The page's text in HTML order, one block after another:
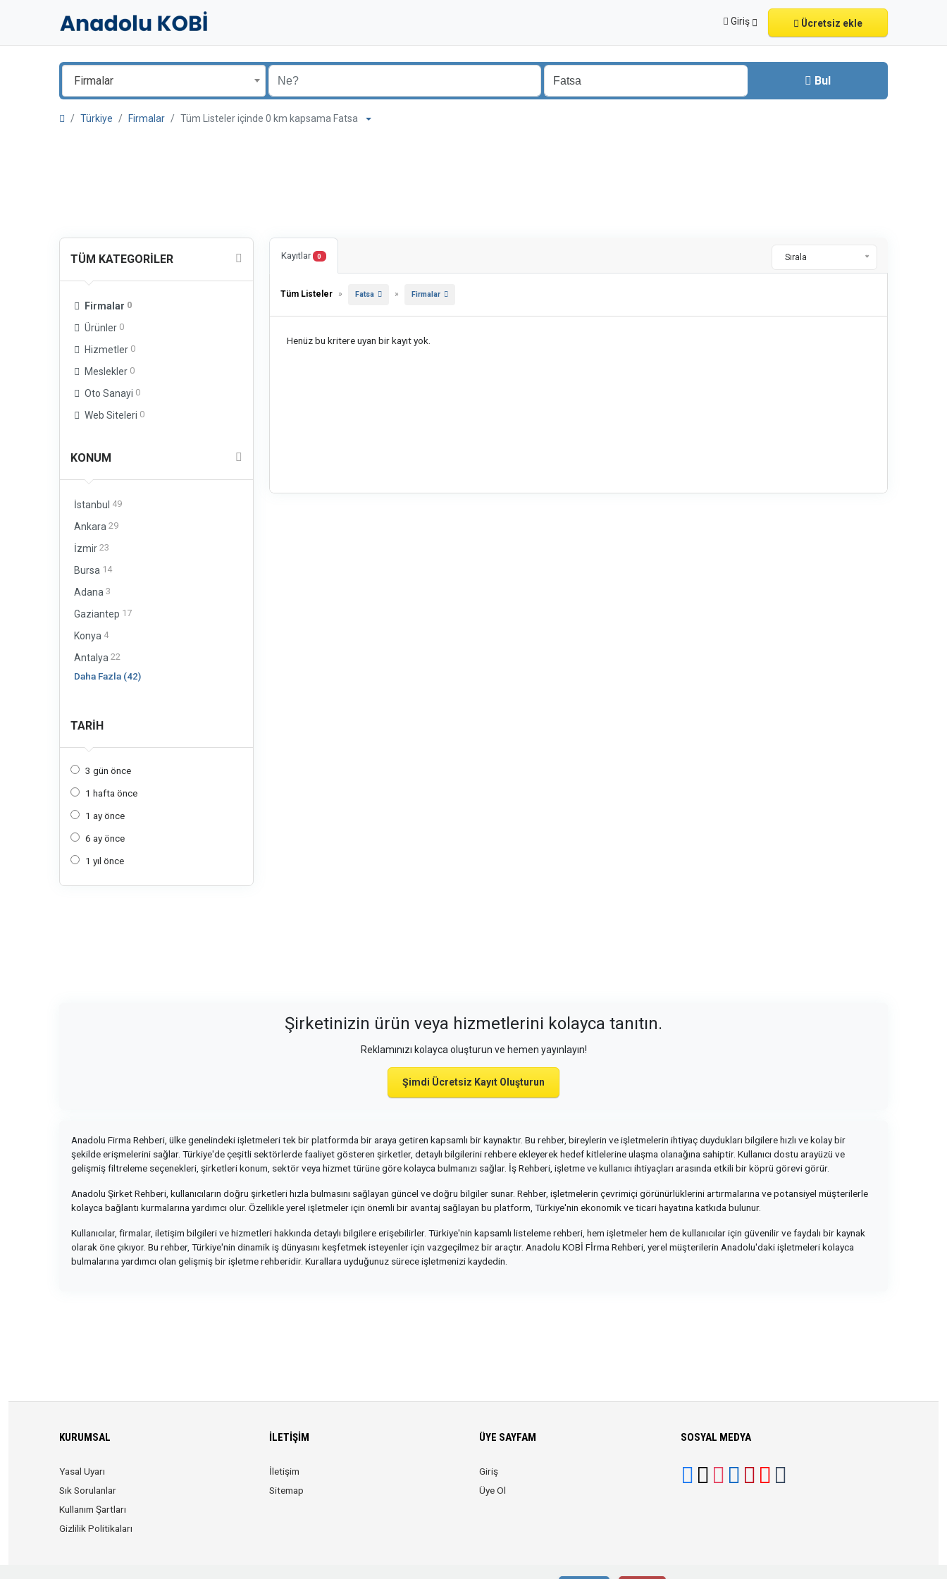
Giriş Ücretsiz ekle
Firmalar Bul
Türkiye Firmalar Tüm Listeler içinde 0 km kapsama Fatsa
TÜM KATEGORILER
Firmalar 0
Ürünler 0
Hizmetler 0
Meslekler 0
Oto Sanayi 0
Web Siteleri 0
KONUM
İstanbul 49
Ankara 29
İzmir 23
Bursa 14
Adana 3
Gaziantep 17
Konya 4
Antalya 22
Daha Fazla (42)
TARIH
3 gün önce
1 hafta önce
1 ay önce
6 ay önce
1 yıl önce
Kayıtlar 0 Sırala
Tüm Listeler » Fatsa » Firmalar
Henüz bu kritere uyan bir kayıt yok.
Şirketinizin ürün veya hizmetlerini kolayca tanıtın.
Reklamınızı kolayca oluşturun ve hemen yayınlayın!
Şimdi Ücretsiz Kayıt Oluşturun
Anadolu Firma Rehberi, ülke genelindeki işletmeleri tek bir platformda bir araya getiren kapsamlı bir kaynaktır. Bu rehber, bireylerin ve işletmelerin ihtiyaç duydukları bilgilere hızlı ve kolay bir
şekilde erişmelerini sağlar. Türkiye'de çeşitli sektörlerde faaliyet gösteren şirketler, detaylı bilgilerini rehbere ekleyerek hedef kitlelerine ulaşma olanağına sahiptir. Kullanıcı dostu arayüzü ve
gelişmiş filtreleme seçenekleri, şirketleri konum, sektör veya hizmet türüne göre kolayca bulmanızı sağlar. İş Rehberi, işletme ve kullanıcı ihtiyaçları arasında etkili bir köprü görevi görür.
Anadolu Şirket Rehberi, kullanıcıların doğru şirketleri hızla bulmasını sağlayan güncel ve doğru bilgiler sunar. Rehber, işletmelerin çevrimiçi görünürlüklerini artırmalarına ve potansiyel müşterilerle
kolayca bağlantı kurmalarına yardımcı olur. Özellikle yerel işletmeler için önemli bir avantaj sağlayan bu platform, Türkiye'nin ekonomik ve ticari hayatına katkıda bulunur.
Kullanıcılar, firmalar, iletişim bilgileri ve hizmetleri hakkında detaylı bilgilere erişebilirler. Türkiye'nin kapsamlı listeleme rehberi, hem işletmeler hem de kullanıcılar için güvenilir ve faydalı bir kaynak
olarak öne çıkıyor. Bu rehber, Türkiye'nin dinamik iş dünyasını keşfetmek isteyenler için vazgeçilmez bir araçtır. Anadolu KOBİ Fİrma Rehberi, yerel müşterilerin Anadolu'daki işletmeleri kolayca
bulmalarına yardımcı olan gelişmiş bir işletme rehberidir. Kurallara uyduğunuz sürece işletmenizi kaydedin.
KURUMSAL
Yasal Uyarı
Sık Sorulanlar
Kullanım Şartları
Gizlilik Politikaları
İLETIŞIM
İletişim
Sitemap
ÜYE SAYFAM
Giriş
Üye Ol
SOSYAL MEDYA